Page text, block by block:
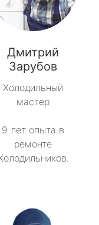
Дмитрий
Зарубов
Холодильный
мастер
9 лет опыта в
ремонте